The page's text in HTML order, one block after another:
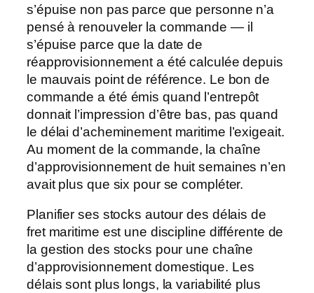
s’épuise non pas parce que personne n’a
pensé à renouveler la commande — il
s’épuise parce que la date de
réapprovisionnement a été calculée depuis
le mauvais point de référence. Le bon de
commande a été émis quand l’entrepôt
donnait l’impression d’être bas, pas quand
le délai d’acheminement maritime l’exigeait.
Au moment de la commande, la chaîne
d’approvisionnement de huit semaines n’en
avait plus que six pour se compléter.
Planifier ses stocks autour des délais de
fret maritime est une discipline différente de
la gestion des stocks pour une chaîne
d’approvisionnement domestique. Les
délais sont plus longs, la variabilité plus